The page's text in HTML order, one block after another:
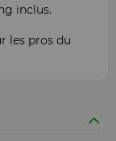
inclus.
les pros du